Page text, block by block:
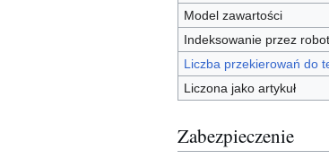
Model zawartości
Indeksowanie przez
Liczba przekierowań do
Liczona jako artykuł
Zabezpieczenie